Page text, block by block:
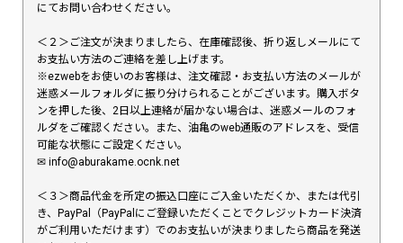
にてお問い合わせください。
＜２＞ご注文が決まりましたら、在庫確認後、折り返しメールにて
お支払い方法のご連絡を差し上げます。
※ezwebをお使いのお客様は、注文確認・お支払い方法のメールが
迷惑メールフォルダに振り分けられることがございます。購入ボタ
ンを押した後、2日以上連絡が届かない場合は、迷惑メールのフォ
ルダをご確認ください。また、油亀のweb通販のアドレスを、受信
可能な状態にご設定ください。
✉︎ info@aburakame.ocnk.net
＜３＞商品代金を所定の振込口座にご入金いただくか、または代引
き、PayPal（PayPalにご登録いただくことでクレジットカード決済
がご利用いただけます）でのお支払いが決まりましたら商品を発送